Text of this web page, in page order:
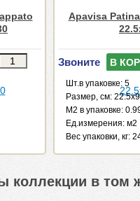
Apavisa
Звоните В
Шт.в упаковке: 5
Размер, см:
М2 в упаковке:
Ед.измерения: м2
Веc упаковки, кг:
коллекции в том